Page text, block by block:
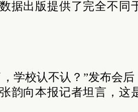
据出版提供了完全不同
学校认不认？”发布会
韵向本报记者坦言，这